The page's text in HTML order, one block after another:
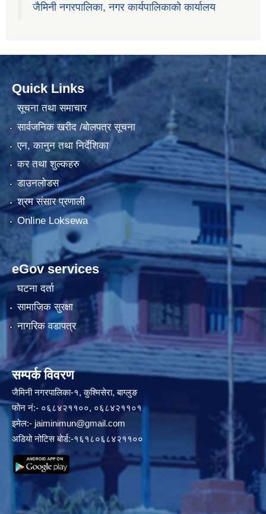
जैमिनी नगरपालिका, नगर कार्यपालिकाको कार्यालय
Quick Links
सूचना तथा समाचार
सार्वजनिक खरीद /बोलपत्र सूचना
एन, कानुन तथा निर्देशिका
कर तथा शुल्कहरु
डाउनलोडस
श्रम संसार प्रणाली
Online Loksewa
eGov services
घटना दर्ता
सामाजिक सुरक्षा
नागरिक वडापत्र
सम्पर्क विवरण
जैमिनी नगरपालिका-१, कुश्मिसेरा, बाग्लुङ
फोन नं:- ०६८४२११००, ०६८४२११०१
इमेल:- jaiminimun@gmail.com
अडियो नोटिस बोर्ड:-१६१८०६८४२११००